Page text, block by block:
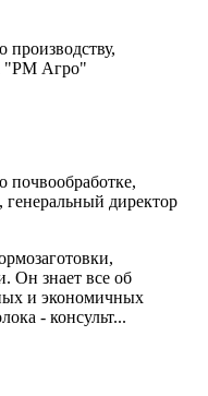
"РМ Агро"
генеральный директор
Он знает все об
и экономичных
- консульт...